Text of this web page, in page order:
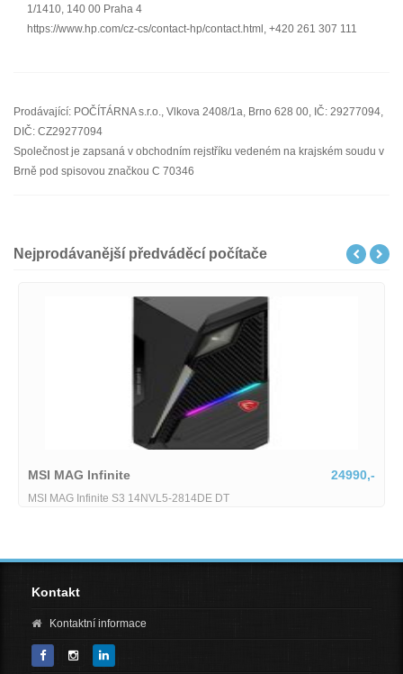
1/1410, 140 00 Praha 4
https://www.hp.com/cz-cs/contact-hp/contact.html, +420 261 307 111
Prodávající: POČÍTÁRNA s.r.o., Vlkova 2408/1a, Brno 628 00, IČ: 29277094,
DIČ: CZ29277094
Společnost je zapsaná v obchodním rejstříku vedeném na krajském soudu v
Brně pod spisovou značkou C 70346
Nejprodávanější předváděcí počítače
MSI MAG Infinite 24990,-
MSI MAG Infinite S3 14NVL5-2814DE DT
Kontakt
Kontaktní informace